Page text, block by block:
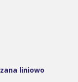
liniowo